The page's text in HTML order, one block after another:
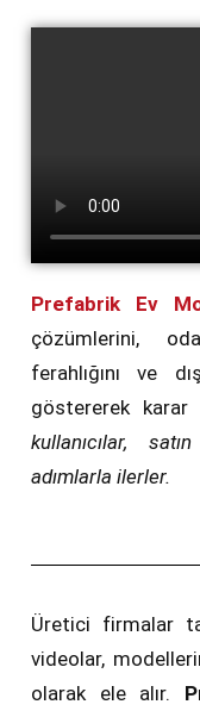
Prefabrik Ev
çözümlerini,
ferahlığını ve
göstererek karar
kullanıcılar,
adımlarla ilerler.
Üretici firmalar
videolar,
olarak ele alır.